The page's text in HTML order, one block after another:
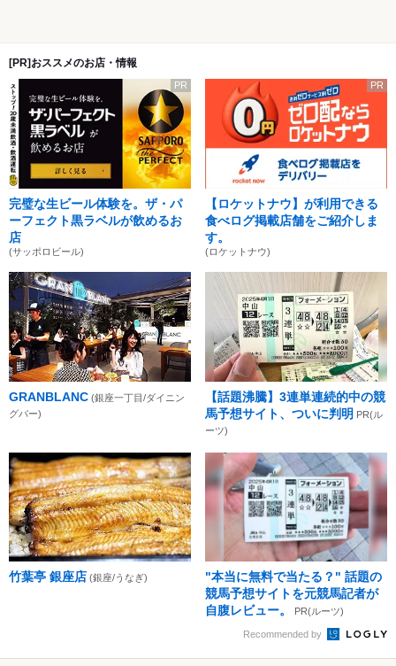
[PR]おススメのお店・情報
PR
完璧な生ビール体験を。ザ・パ
ーフェクト黒ラベルが飲めるお
店
(サッポロビール)
PR
【ロケットナウ】が利用できる
食べログ掲載店舗をご紹介しま
す。
(ロケットナウ)
GRANBLANC (銀座一丁目/ダイニン
グバー)
【話題沸騰】3連単連続的中の競
馬予想サイト、ついに判明 PR(ル
ーツ)
竹葉亭 銀座店 (銀座/うなぎ)
"本当に無料で当たる？" 話題の
競馬予想サイトを元競馬記者が
自腹レビュー。
PR(ルーツ)
Recommended by